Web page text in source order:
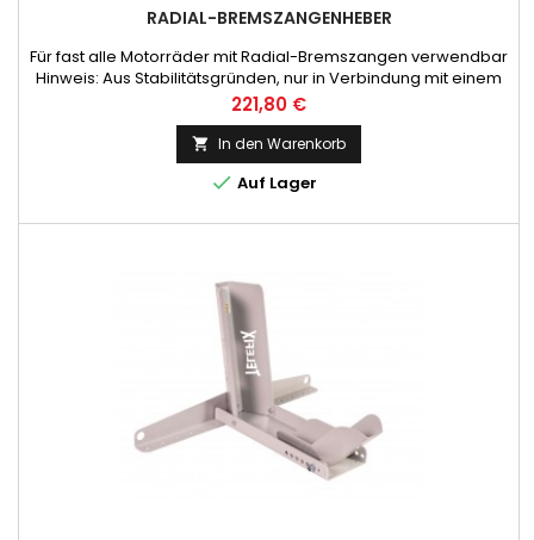
RADIAL-BREMSZANGENHEBER
Für fast alle Motorräder mit Radial-Bremszangen verwendbar
Hinweis: Aus Stabilitätsgründen, nur in Verbindung mit einem
Hinterradheber oder Hauptständer verwenden!
Preis
221,80 €
 In den Warenkorb
 Auf Lager